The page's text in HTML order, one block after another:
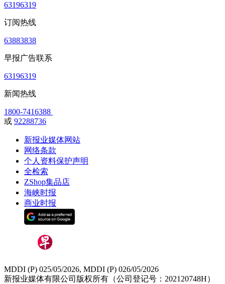
63196319
订阅热线
63883838
早报广告联系
63196319
新闻热线
1800-7416388
或 92288736
新报业媒体网站
网络条款
个人资料保护声明
全检索
ZShop集品店
海峡时报
商业时报
MDDI (P) 025/05/2026, MDDI (P) 026/05/2026
新报业媒体有限公司版权所有（公司登记号：202120748H）